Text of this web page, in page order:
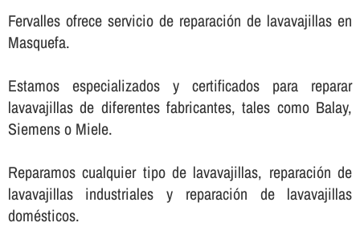
Fervalles ofrece servicio de reparación de lavavajillas en
Masquefa.
Estamos especializados y certificados para reparar
lavavajillas de diferentes fabricantes, tales como Balay,
Siemens o Miele.
Reparamos cualquier tipo de lavavajillas, reparación de
lavavajillas industriales y reparación de lavavajillas
domésticos.